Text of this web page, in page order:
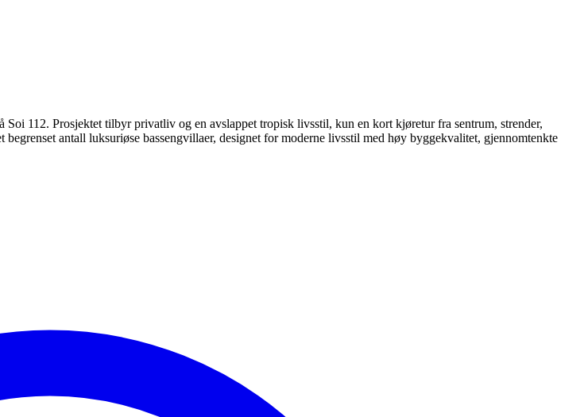
112. Prosjektet tilbyr privatliv og en avslappet tropisk livsstil, kun en kort kjøretur fra sentrum, strender,
antall luksuriøse bassengvillaer, designet for moderne livsstil med høy byggekvalitet, gjennomtenkte